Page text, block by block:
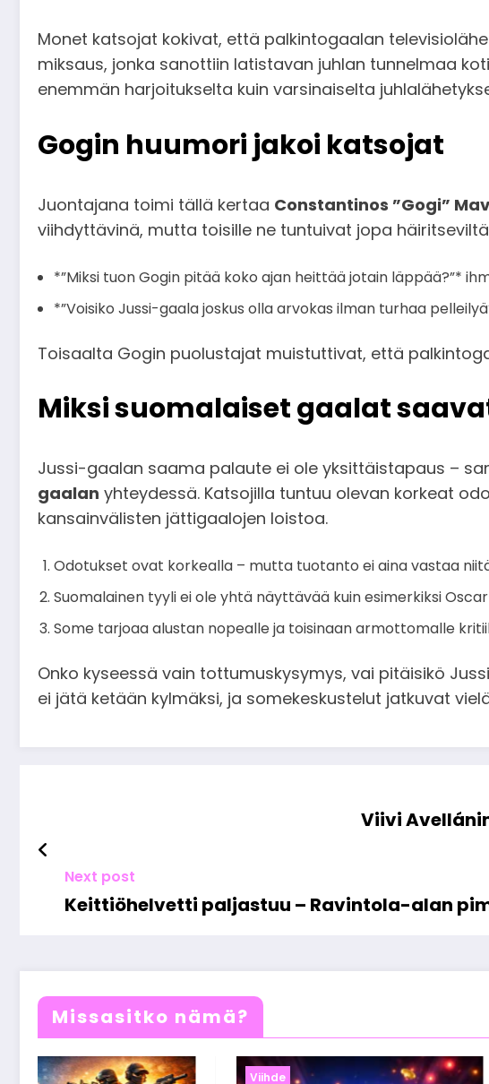
Monet katsojat kokivat, että palkintogaalan
miksaus, jonka sanottiin latistavan juhlan tunnelmaa
enemmän harjoitukselta kuin varsinaiselta
Gogin huumori jakoi katsojat
Juontajana toimi tällä kertaa Constantinos ”Gogi”
viihdyttävinä, mutta toisille ne tuntuivat jopa
*”Miksi tuon Gogin pitää koko ajan heittää jotain läppää?”*
*”Voisiko Jussi-gaala joskus olla arvokas ilman turhaa
Toisaalta Gogin puolustajat muistuttivat, että
Miksi suomalaiset gaalat
Jussi-gaalan saama palaute ei ole yksittäistapaus –
gaalan yhteydessä. Katsojilla tuntuu olevan korkeat
kansainvälisten jättigaalojen loistoa.
Odotukset ovat korkealla – mutta tuotanto ei aina vastaa
Suomalainen tyyli ei ole yhtä näyttävää kuin esimerkiksi
Some tarjoaa alustan nopealle ja toisinaan armottomalle
Onko kyseessä vain tottumuskysymys, vai pitäisikö
ei jätä ketään kylmäksi, ja somekeskustelut jatkuvat
Viivi
Next post
Keittiöhelvetti paljastuu – Ravintola-alan
Missasitko nämä?
Viihde